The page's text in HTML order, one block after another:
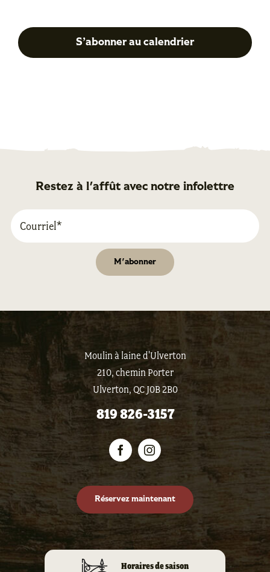
S’abonner au calendrier
Restez à l'affût avec notre infolettre
Moulin à laine d'Ulverton
210, chemin Porter
Ulverton, QC J0B 2B0
819 826-3157
Horaires de saison
Réservez maintenant